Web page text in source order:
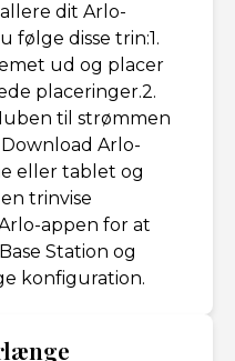
dit Arlo-
følge disse trin:1.
ud og placer
placeringer.2.
til strømmen
Arlo-
eller tablet og
trinvise
appen for at
Station og
konfiguration.